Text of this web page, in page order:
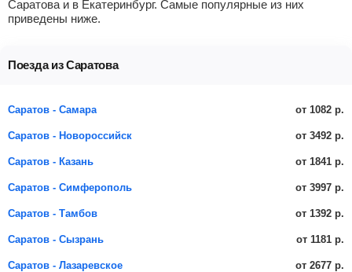
Саратова и в Екатеринбург. Самые популярные из них
приведены ниже.
Поезда из Саратова
Саратов - Самара от 1082 р.
Саратов - Новороссийск от 3492 р.
Саратов - Казань от 1841 р.
Саратов - Симферополь от 3997 р.
Саратов - Тамбов от 1392 р.
Саратов - Сызрань от 1181 р.
Саратов - Лазаревское от 2677 р.